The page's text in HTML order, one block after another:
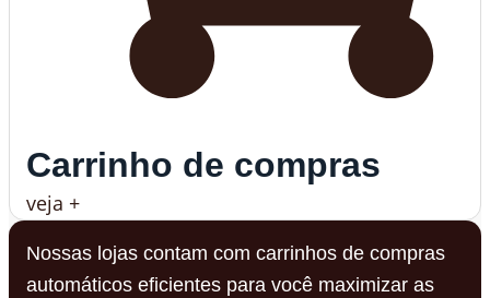
Carrinho de compras
veja +
Nossas lojas contam com carrinhos de compras
automáticos eficientes para você maximizar as